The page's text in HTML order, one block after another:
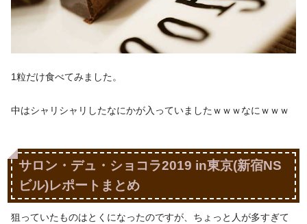
1粒だけ食べてみました。
中はシャリシャリしたなにかが入っていましたｗｗｗなにｗｗｗ
サロン・デュ・ショコラ2019 in東京(新宿NS
ビル)レポートまとめ
狙っていたものはとくになったのですが、ちょっと人が多すぎて